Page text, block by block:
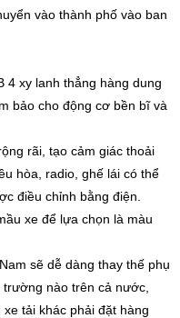
vào thành phố vào ban
4 xy lanh thẳng hàng dung
bảo cho động cơ bền bĩ và
rãi, tạo cảm giác thoải
hòa, radio, ghế lái có thể
điều chỉnh bằng điện.
xe để lựa chọn là màu
sẽ dễ dàng thay thế phụ
nào trên cả nước,
tải khác phải đặt hàng